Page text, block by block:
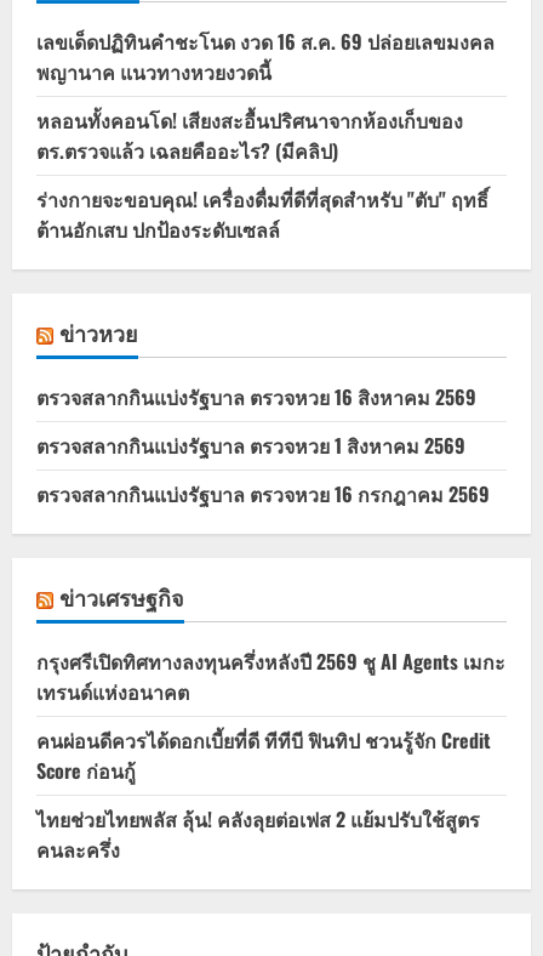
เลขเด็ดปฏิทินคำชะโนด งวด 16 ส.ค. 69 ปล่อยเลขมงคล
พญานาค แนวทางหวยงวดนี้
หลอนทั้งคอนโด! เสียงสะอื้นปริศนาจากห้องเก็บของ
ตร.ตรวจแล้ว เฉลยคืออะไร? (มีคลิป)
ร่างกายจะขอบคุณ! เครื่องดื่มที่ดีที่สุดสำหรับ "ตับ" ฤทธิ์
ต้านอักเสบ ปกป้องระดับเซลล์
ข่าวหวย
ตรวจสลากกินแบ่งรัฐบาล ตรวจหวย 16 สิงหาคม 2569
ตรวจสลากกินแบ่งรัฐบาล ตรวจหวย 1 สิงหาคม 2569
ตรวจสลากกินแบ่งรัฐบาล ตรวจหวย 16 กรกฎาคม 2569
ข่าวเศรษฐกิจ
กรุงศรีเปิดทิศทางลงทุนครึ่งหลังปี 2569 ชู AI Agents เมกะ
เทรนด์แห่งอนาคต
คนผ่อนดีควรได้ดอกเบี้ยที่ดี ทีทีบี ฟินทิป ชวนรู้จัก Credit
Score ก่อนกู้
ไทยช่วยไทยพลัส ลุ้น! คลังลุยต่อเฟส 2 แย้มปรับใช้สูตร
คนละครึ่ง